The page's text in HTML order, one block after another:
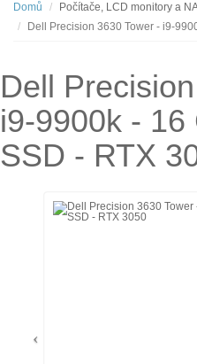
Domů Počítače, LCD monitory a
Dell Precision 3630 Tower - i9-
Dell
i9-9900k - 16
SSD - RTX